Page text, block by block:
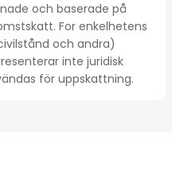
och baserade på
For enkelhetens
och andra)
inte juridisk
för uppskattning.